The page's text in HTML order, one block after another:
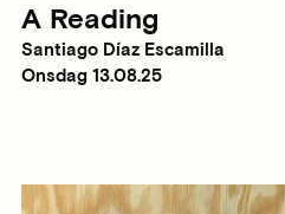
A Reading
Santiago Díaz Escamilla
Onsdag 13.08.25